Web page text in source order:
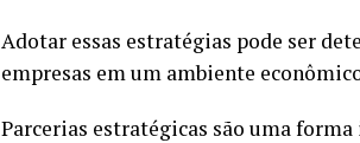
Adotar essas estratégias pode ser
empresas em um ambiente
Parcerias estratégicas são uma